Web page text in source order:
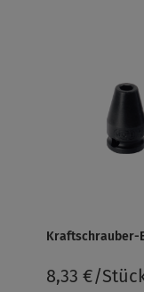
Kraftschrauber-
8,33 €/